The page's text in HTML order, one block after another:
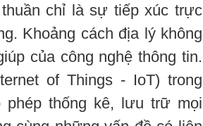
chỉ là sự tiếp xúc trực
Khoảng cách địa lý không
của công nghệ thông tin.
of Things - IoT) trong
phép thống kê, lưu trữ mọi